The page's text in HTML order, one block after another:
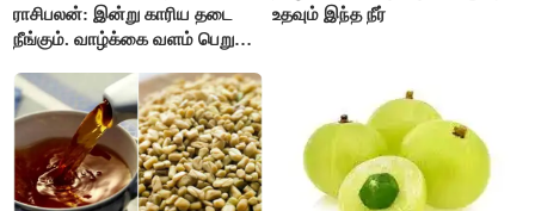
ராசிபலன்: இன்று காரிய தடை
நீங்கும். வாழ்க்கை வளம் பெறும்.
எடைபோடுவது நல்லது..!
உதவும் இந்த நீர்